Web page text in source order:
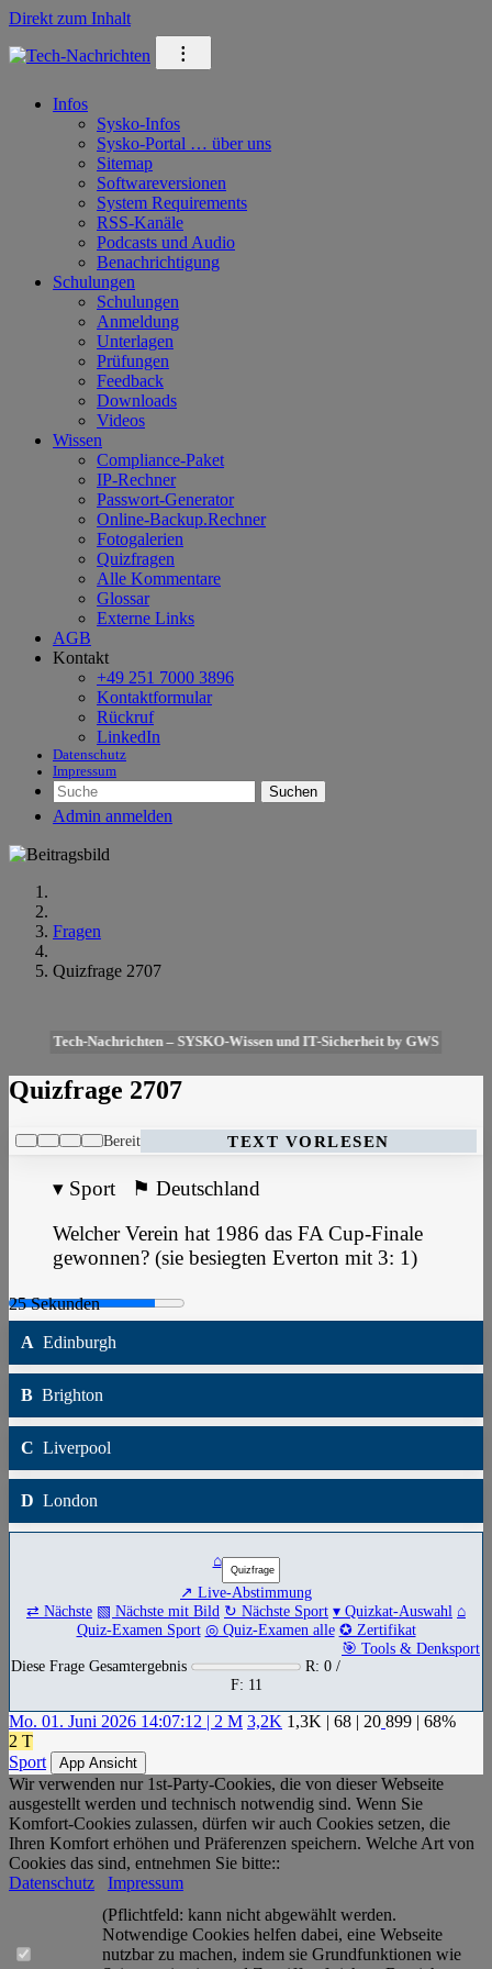
Direkt zum Inhalt
⁝
Infos
Sysko-Infos
Sysko-Portal … über uns
Sitemap
Softwareversionen
System Requirements
RSS-Kanäle
Podcasts und Audio
Benachrichtigung
Schulungen
Schulungen
Anmeldung
Unterlagen
Prüfungen
Feedback
Downloads
Videos
Wissen
Compliance-Paket
IP-Rechner
Passwort-Generator
Online-Backup.Rechner
Fotogalerien
Quizfragen
Alle Kommentare
Glossar
Externe Links
AGB
Kontakt
+49 251 7000 3896
Kontaktformular
Rückruf
LinkedIn
Datenschutz
Impressum
Suchen
Admin anmelden
Fragen
Quizfrage 2707
Tech-Nachrichten – SYSKO-Wissen und IT-Sicherheit by GWS
Quizfrage 2707
Bereit TEXT VORLESEN
▾ Sport ⚑ Deutschland
Welcher Verein hat 1986 das FA Cup-Finale
gewonnen? (sie besiegten Everton mit 3: 1)
A Edinburgh
B Brighton
C Liverpool
D London
⌂
↗ Live-Abstimmung
⇄ Nächste ▧ Nächste mit Bild ↻ Nächste Sport ▾ Quizkat-Auswahl ⌂
Quiz-Examen Sport ◎ Quiz-Examen alle ✪ Zertifikat
🎯 Tools & Denksport
Diese Frage Gesamtergebnis
R: 0 /
F: 11
Mo. 01. Juni 2026 14:07:12 | 2 M 3,2K 1,3K | 68 | 20 899 | 68%
2 T
Sport
App Ansicht
Wir verwenden nur 1st-Party-Cookies, die von dieser Webseite
ausgestellt werden und technisch notwendig sind. Wenn Sie
Komfort-Cookies zulassen, dürfen wir auch Cookies setzen, die
Ihren Komfort erhöhen und Präferenzen speichern. Welche Art von
Cookies das sind, entnehmen Sie bitte::
Datenschutz
Impressum
(Pflichtfeld: kann nicht abgewählt werden.
Notwendige Cookies helfen dabei, eine Webseite
nutzbar zu machen, indem sie Grundfunktionen wie